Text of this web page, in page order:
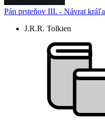
Pán prsteňov III. - Návrat kráľa
J.R.R. Tolkien